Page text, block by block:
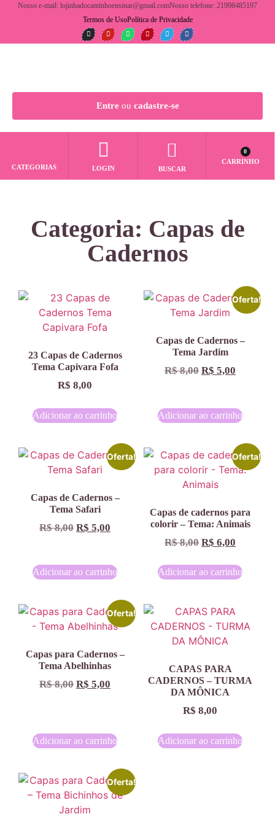
Nosso e-mail: lojinhadocantinhoensinar@gmail.comNosso telefone: 21998485197
Termos de UsoPolítica de Privacidade
Entreou cadastre-se
CATEGORIAS LOGIN BUSCAR
0
CARRINHO
Categoria: Capas de
Cadernos
23 Capas de Cadernos
Tema Capivara Fofa
R$ 8,00
Adicionar ao carrinho
Oferta!
Capas de Cadernos –
Tema Jardim
R$8,00 R$ 5,00
Adicionar ao carrinho
Oferta!
Capas de Cadernos –
Tema Safari
R$8,00 R$ 5,00
Adicionar ao carrinho
Oferta!
Capas de cadernos para
colorir – Tema: Animais
R$8,00 R$ 6,00
Adicionar ao carrinho
Oferta!
Capas para Cadernos –
Tema Abelhinhas
R$8,00 R$ 5,00
Adicionar ao carrinho
CAPAS PARA
CADERNOS – TURMA
DA MÔNICA
R$ 8,00
Adicionar ao carrinho
Oferta!